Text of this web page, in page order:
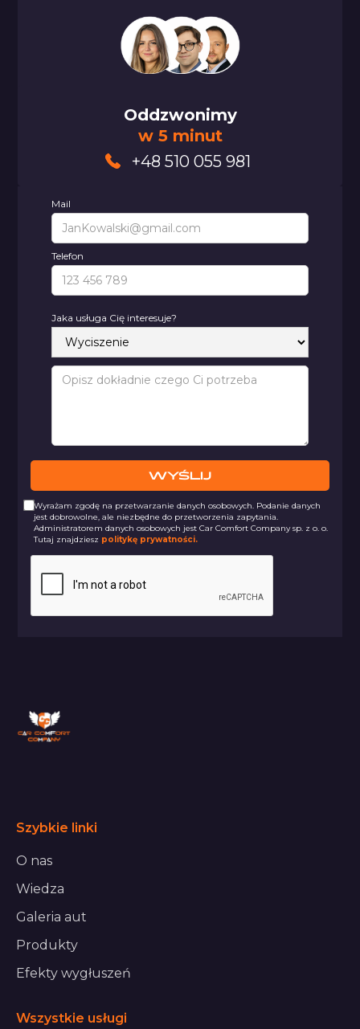
Oddzwonimy
w 5 minut
+48 510 055 981
Mail
Telefon
Jaka usługa Cię interesuje?
Wyrażam zgodę na przetwarzanie danych osobowych. Podanie danych
jest dobrowolne, ale niezbędne do przetworzenia zapytania.
Administratorem danych osobowych jest Car Comfort Company sp. z o. o.
Tutaj znajdziesz politykę prywatności.
Szybkie linki
O nas
Wiedza
Galeria aut
Produkty
Efekty wygłuszeń
Wszystkie usługi